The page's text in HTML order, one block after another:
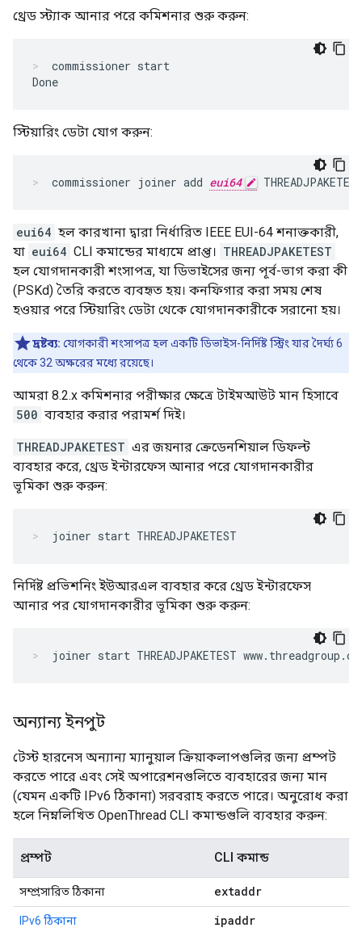
থ্রেড স্ট্যাক আনার পরে কমিশনার শুরু করুন:
commissioner start
Done
স্টিয়ারিং ডেটা যোগ করুন:
commissioner joiner add eui64
eui64 হল কারখানা দ্বারা নির্ধারিত IEEE EUI-64 শনাক্তকারী,
যা eui64 CLI কমান্ডের মাধ্যমে প্রাপ্ত। THREADJPAKETEST
হল যোগদানকারী শংসাপত্র, যা ডিভাইসের জন্য পূর্ব-ভাগ করা কী
(PSKd) তৈরি করতে ব্যবহৃত হয়। কনফিগার করা সময় শেষ
হওয়ার পরে স্টিয়ারিং ডেটা থেকে যোগদানকারীকে সরানো হয়।
দ্রষ্টব্য: যোগকারী শংসাপত্র হল একটি ডিভাইস-নির্দিষ্ট স্ট্রিং যার দৈর্ঘ্য 6
থেকে 32 অক্ষরের মধ্যে রয়েছে।
আমরা 8.2.x কমিশনার পরীক্ষার ক্ষেত্রে টাইমআউট মান হিসাবে
500 ব্যবহার করার পরামর্শ দিই।
THREADJPAKETEST এর জয়নার ক্রেডেনশিয়াল ডিফল্ট
ব্যবহার করে, থ্রেড ইন্টারফেস আনার পরে যোগদানকারীর
ভূমিকা শুরু করুন:
joiner start THREADJPAKETEST
নির্দিষ্ট প্রভিশনিং ইউআরএল ব্যবহার করে থ্রেড ইন্টারফেস
আনার পর যোগদানকারীর ভূমিকা শুরু করুন:
joiner start THREADJPAKETEST
অন্যান্য ইনপুট
টেস্ট হারনেস অন্যান্য ম্যানুয়াল ক্রিয়াকলাপগুলির জন্য প্রম্পট
করতে পারে এবং সেই অপারেশনগুলিতে ব্যবহারের জন্য মান
(যেমন একটি IPv6 ঠিকানা) সরবরাহ করতে পারে। অনুরোধ করা
হলে নিম্নলিখিত OpenThread CLI কমান্ডগুলি ব্যবহার করুন:
প্রম্পট CLI কমান্ড
সম্প্রসারিত ঠিকানা extaddr
IPv6 ঠিকানা ipaddr